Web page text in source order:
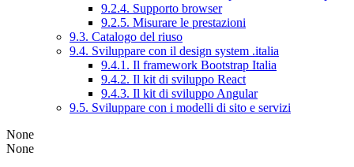
9.2.4. Supporto browser
9.2.5. Misurare le prestazioni
9.3. Catalogo del riuso
9.4. Sviluppare con il design system .italia
9.4.1. Il framework Bootstrap Italia
9.4.2. Il kit di sviluppo React
9.4.3. Il kit di sviluppo Angular
9.5. Sviluppare con i modelli di sito e servizi
None
None